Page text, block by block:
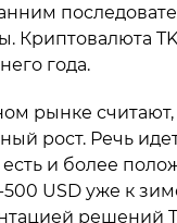
Криптовалюта
года.
рынке
рост. Речь
и более
USD уже к
решений